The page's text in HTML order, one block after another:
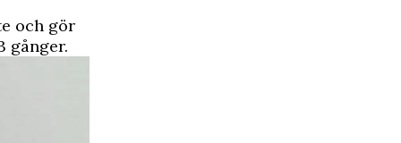
och gör
gånger.